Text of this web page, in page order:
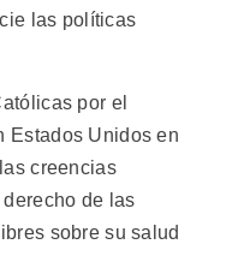
las políticas
por el
Estados Unidos en
creencias
de las
sobre su salud